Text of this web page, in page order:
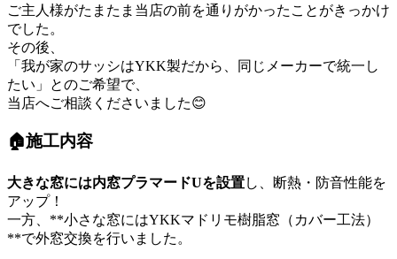
ご主人様がたまたま当店の前を通りがかったことがきっかけ
でした。
その後、
「我が家のサッシはYKK製だから、同じメーカーで統一し
たい」とのご希望で、
当店へご相談くださいました😊
🏠施工内容
大きな窓には内窓プラマードUを設置し、断熱・防音性能を
アップ！
一方、**小さな窓にはYKKマドリモ樹脂窓（カバー工法）
**で外窓交換を行いました。